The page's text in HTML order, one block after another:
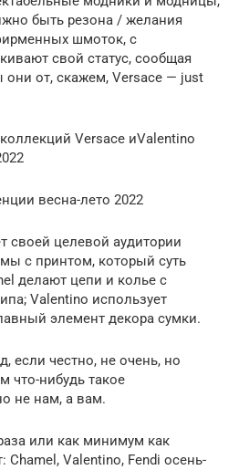
быть резона / желания
шмоток, с
свой статус, сообщая
они от, скажем, Versace — just
Versace иValentino
весна-лето 2022
своей целевой аудитории
с принтом, который суть
делают цепи и колье с
Valentino использует
элемент декора сумки.
если честно, не очень, но
что-нибудь такое
не нам, а вам.
или как минимум как
Valentino, Fendi осень-